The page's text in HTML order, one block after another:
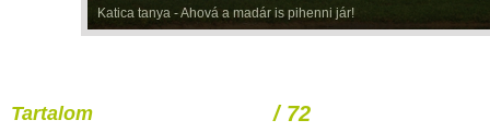
Katica tanya - Ahová a madár is pihenni jár!
Tartalom / 72